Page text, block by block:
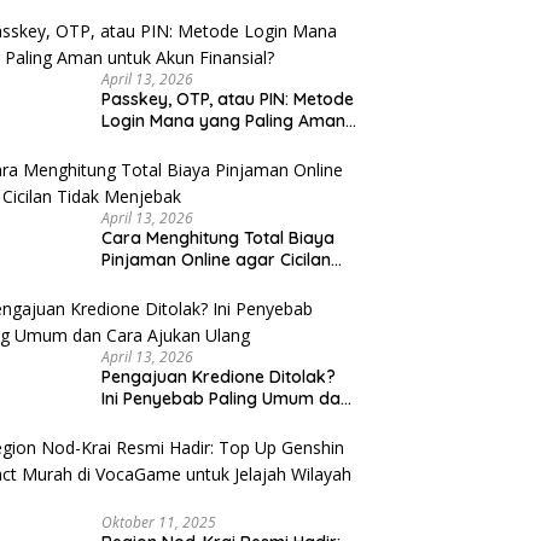
April 13, 2026
Passkey, OTP, atau PIN: Metode
Login Mana yang Paling Aman
April 13, 2026
Cara Menghitung Total Biaya
Pinjaman Online agar Cicilan
April 13, 2026
Pengajuan Kredione Ditolak?
Ini Penyebab Paling Umum dan
Oktober 11, 2025